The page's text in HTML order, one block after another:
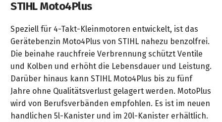
STIHL Moto4Plus
Speziell für 4-Takt-Kleinmotoren entwickelt, ist das
Gerätebenzin Moto4Plus von STIHL nahezu benzolfrei.
Die beinahe rauchfreie Verbrennung schützt Ventile
und Kolben und erhöht die Lebensdauer und Leistung.
Darüber hinaus kann STIHL Moto4Plus bis zu fünf
Jahre ohne Qualitätsverlust gelagert werden. MotoPlus
wird von Berufsverbänden empfohlen. Es ist im neuen
handlichen 5l-Kanister und im 20l-Kanister erhältlich.